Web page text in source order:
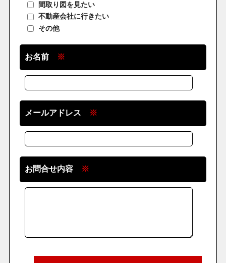
間取り図を見たい
不動産会社に行きたい
その他
お名前 ※
メールアドレス ※
お問合せ内容 ※